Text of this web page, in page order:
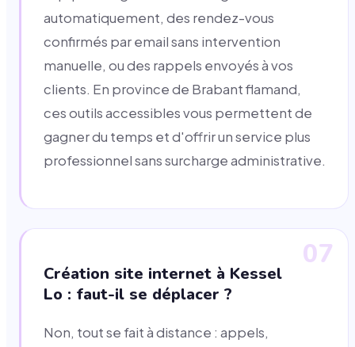
automatiquement, des rendez-vous
confirmés par email sans intervention
manuelle, ou des rappels envoyés à vos
clients. En province de Brabant flamand,
ces outils accessibles vous permettent de
gagner du temps et d'offrir un service plus
professionnel sans surcharge administrative.
07
Création site internet à Kessel
Lo : faut-il se déplacer ?
Non, tout se fait à distance : appels,